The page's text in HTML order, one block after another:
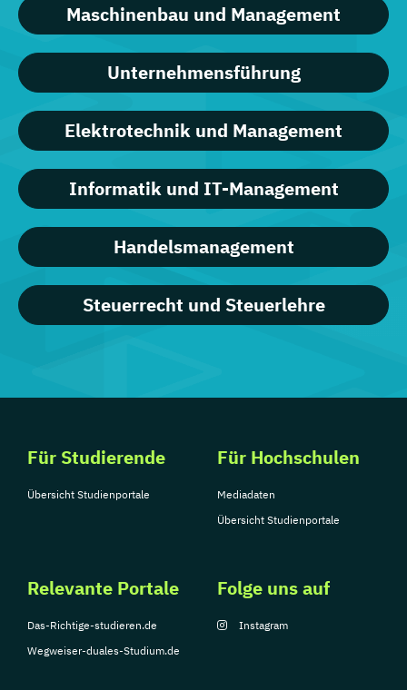
Maschinenbau und Management
Unternehmensführung
Elektrotechnik und Management
Informatik und IT-Management
Handelsmanagement
Steuerrecht und Steuerlehre
Für Studierende
Übersicht Studienportale
Für Hochschulen
Mediadaten
Übersicht Studienportale
Relevante Portale
Das-Richtige-studieren.de
Wegweiser-duales-Studium.de
Folge uns auf
Instagram